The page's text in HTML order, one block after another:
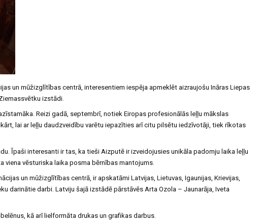
un mūžizglītības centrā, interesentiem iespēja apmeklēt aizraujošu Ināras Liepas
izstādi.
Reizi gadā, septembrī, notiek Eiropas profesionālās leļļu mākslas
lai ar leļļu daudzveidību varētu iepazīties arī citu pilsētu iedzīvotāji, tiek rīkotas
Īpaši interesanti ir tas, ka tieši Aizputē ir izveidojusies unikāla padomju laika leļļu
viena vēsturiska laika posma bērnības mantojums.
un mūžizglītības centrā, ir apskatāmi Latvijas, Lietuvas, Igaunijas, Krievijas,
darinātie darbi. Latviju šajā izstādē pārstāvēs Arta Ozola – Jaunarāja, Iveta
kā arī lielformāta drukas un grafikas darbus.